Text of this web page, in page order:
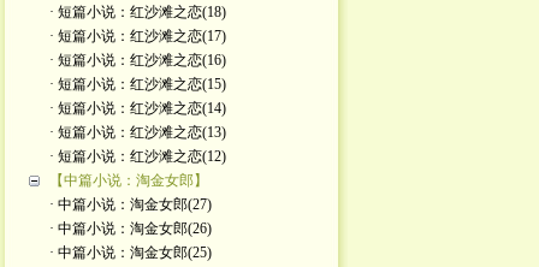
· 短篇小说：红沙滩之恋(18)
· 短篇小说：红沙滩之恋(17)
· 短篇小说：红沙滩之恋(16)
· 短篇小说：红沙滩之恋(15)
· 短篇小说：红沙滩之恋(14)
· 短篇小说：红沙滩之恋(13)
· 短篇小说：红沙滩之恋(12)
【中篇小说：淘金女郎】
· 中篇小说：淘金女郎(27)
· 中篇小说：淘金女郎(26)
· 中篇小说：淘金女郎(25)